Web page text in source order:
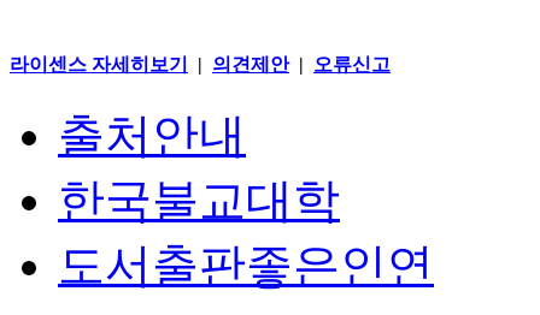
라이센스 자세히보기 | 의견제안| 오류신고
출처안내
한국불교대학
도서출판좋은인연